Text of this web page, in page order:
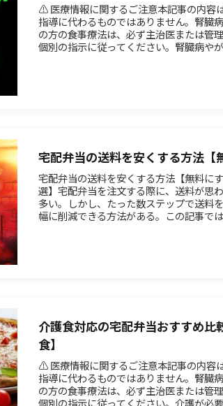
⚠️ 医療情報に関するご注意本記事の内容
指導に代わるものではありません。腎臓
の方の食事療法は、必ず主治医または管
個別の指示に従ってください。腎臓病や
宅配弁当の送料を安くする方法【
宅配弁当の送料を安くする方法【無料に
選】宅配弁当を注文する際に、送料が思
多い。しかし、たった数ステップで送料
幅に削減できる方法がある。この記事で
介護食対応の宅配弁当おすすめ比
食】
⚠️ 医療情報に関するご注意本記事の内容
指導に代わるものではありません。腎臓
の方の食事療法は、必ず主治医または管
個別の指示に従ってください。介護が必